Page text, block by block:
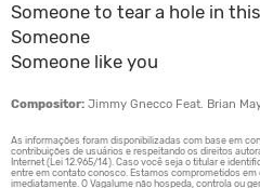
Someone to tear a hole in
Someone
Someone like you
Compositor: Jimmy Gnecco Feat. Brian